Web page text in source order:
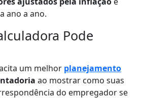
ano a ano.
Pode
um melhor planejamento
ao mostrar como suas
do empregador se